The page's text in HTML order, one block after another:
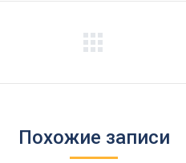
Похожие записи